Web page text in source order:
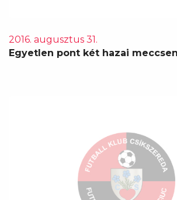
2016. augusztus 31.
Egyetlen pont két hazai meccsen